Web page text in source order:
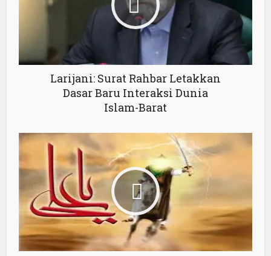
Larijani: Surat Rahbar Letakkan
Dasar Baru Interaksi Dunia
Islam-Barat